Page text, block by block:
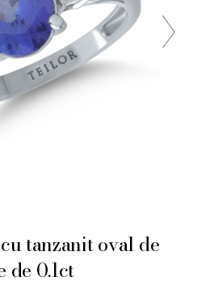
tanzanit oval de
de 0.1ct